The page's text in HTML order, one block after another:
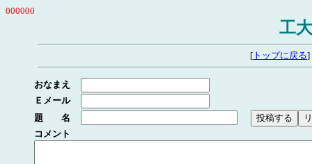
000000
工
[ トップに戻る]
おなまえ
Ｅメール
題 名
コメント